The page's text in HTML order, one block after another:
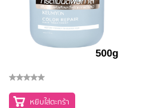
หยิบใส่ตะกร้า